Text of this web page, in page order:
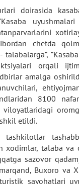
doirasida
uyushmalari
chetda
talabalarga”,
orqali
amalga
8100
viloyatlaridagi
etildi.
tashkilotlar
xodimlar, talaba va
sazovor
Buxoro va
sayohatlari